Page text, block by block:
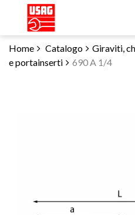
Home Catalogo Giraviti,
e portainserti
690 A 1/4